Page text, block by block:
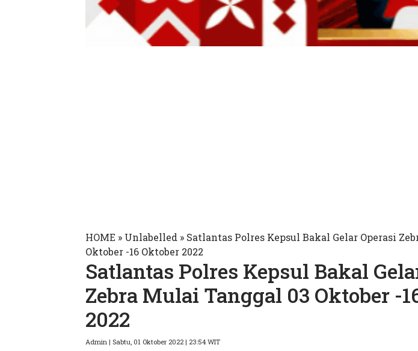
HOME » Unlabelled » Satlantas Polres Kepsul Bakal Gelar Operasi
Oktober -16 Oktober 2022
Satlantas Polres Kepsul Bakal
Zebra Mulai Tanggal 03 Oktober -
2022
Admin | Sabtu, 01 Oktober 2022 | 23:54 WIT